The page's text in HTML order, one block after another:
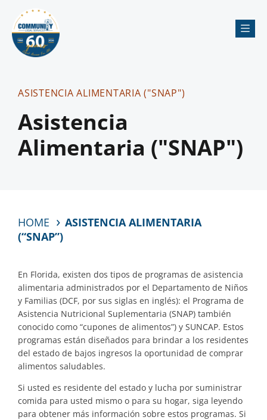
ASISTENCIA ALIMENTARIA ("SNAP")
Asistencia
Alimentaria ("SNAP")
HOME
ASISTENCIA ALIMENTARIA
(“SNAP”)
En Florida, existen dos tipos de programas de asistencia
alimentaria administrados por el Departamento de Niños
y Familias (DCF, por sus siglas en inglés): el Programa de
Asistencia Nutricional Suplementaria (SNAP) también
conocido como “cupones de alimentos”) y SUNCAP. Estos
programas están diseñados para brindar a los residentes
del estado de bajos ingresos la oportunidad de comprar
alimentos saludables.
Si usted es residente del estado y lucha por suministrar
comida para usted mismo o para su hogar, siga leyendo
para obtener más información sobre estos programas. Si